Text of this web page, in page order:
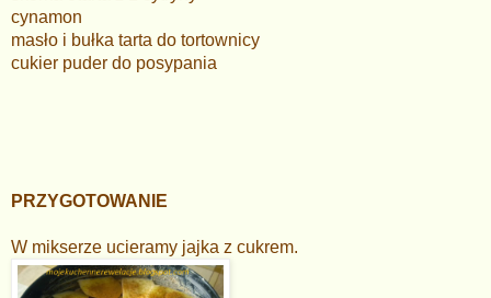
cynamon
masło i bułka tarta do tortownicy
cukier puder do posypania
PRZYGOTOWANIE
W mikserze ucieramy jajka z cukrem.